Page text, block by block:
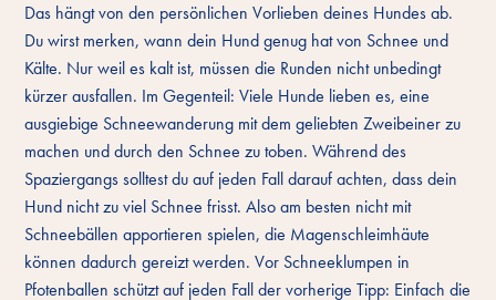
Das hängt von den persönlichen Vorlieben deines Hundes ab.
Du wirst merken, wann dein Hund genug hat von Schnee und
Kälte. Nur weil es kalt ist, müssen die Runden nicht unbedingt
kürzer ausfallen. Im Gegenteil: Viele Hunde lieben es, eine
ausgiebige Schneewanderung mit dem geliebten Zweibeiner zu
machen und durch den Schnee zu toben. Während des
Spaziergangs solltest du auf jeden Fall darauf achten, dass dein
Hund nicht zu viel Schnee frisst. Also am besten nicht mit
Schneebällen apportieren spielen, die Magenschleimhäute
können dadurch gereizt werden. Vor Schneeklumpen in
Pfotenballen schützt auf jeden Fall der vorherige Tipp: Einfach die